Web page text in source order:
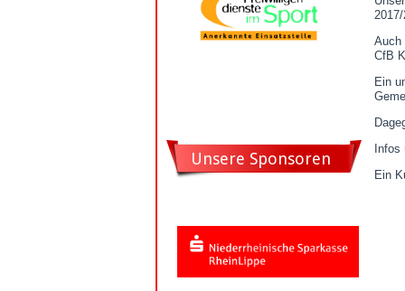
Unsere Sponsoren
Auch
CfB
Ein
Ein